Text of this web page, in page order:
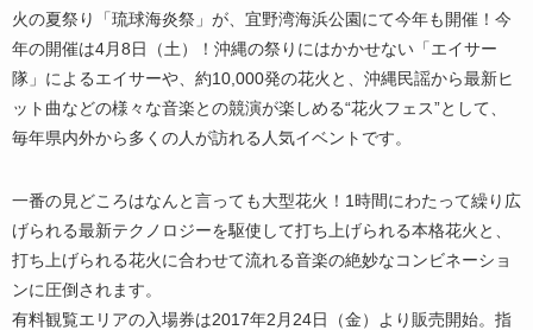
火の夏祭り「琉球海炎祭」が、宜野湾海浜公園にて今年も開催！今
年の開催は4月8日（土）！沖縄の祭りにはかかせない「エイサー
隊」によるエイサーや、約10,000発の花火と、沖縄民謡から最新ヒ
ット曲などの様々な音楽との競演が楽しめる“花火フェス”として、
毎年県内外から多くの人が訪れる人気イベントです。
一番の見どころはなんと言っても大型花火！1時間にわたって繰り広
げられる最新テクノロジーを駆使して打ち上げられる本格花火と、
打ち上げられる花火に合わせて流れる音楽の絶妙なコンビネーショ
ンに圧倒されます。
有料観覧エリアの入場券は2017年2月24日（金）より販売開始。指